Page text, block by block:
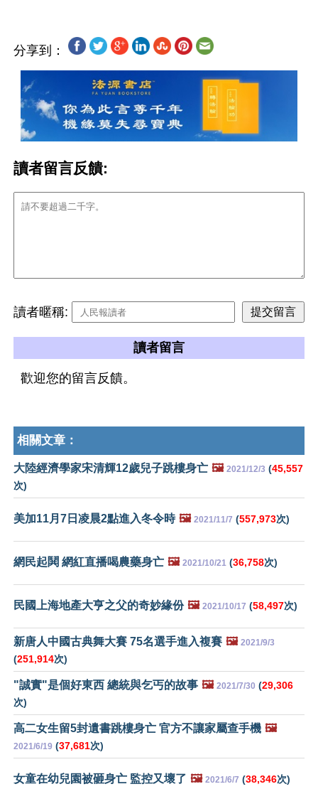
分享到：
讀者留言反饋:
讀者暱稱:
讀者留言
歡迎您的留言反饋。
相關文章：
大陸經濟學家宋清輝12歲兒子跳樓身亡 🖼️ 2021/12/3 (45,557
次)
美加11月7日凌晨2點進入冬令時 🖼️ 2021/11/7 (557,973次)
網民起鬨 網紅直播喝農藥身亡 🖼️ 2021/10/21 (36,758次)
民國上海地產大亨之父的奇妙緣份 🖼️ 2021/10/17 (58,497次)
新唐人中國古典舞大賽 75名選手進入複賽 🖼️ 2021/9/3
(251,914次)
"誠實"是個好東西 總統與乞丐的故事 🖼️ 2021/7/30 (29,306
次)
高二女生留5封遺書跳樓身亡 官方不讓家屬查手機 🖼️
2021/6/19 (37,681次)
女童在幼兒園被砸身亡 監控又壞了 🖼️ 2021/6/7 (38,346次)